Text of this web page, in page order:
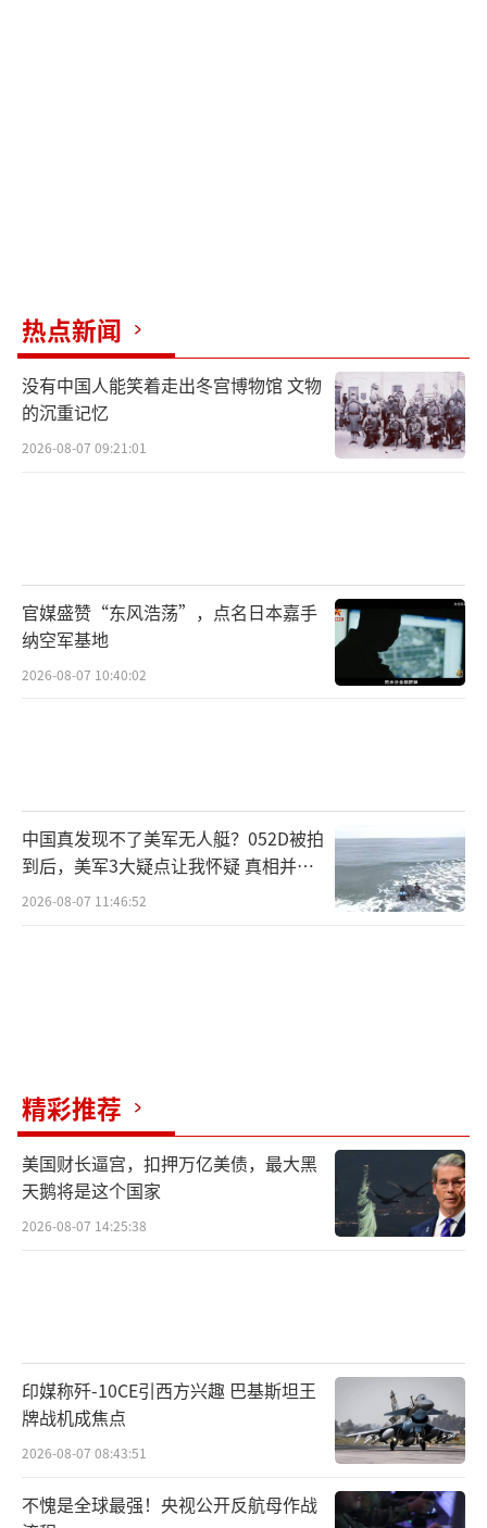
热点新闻
没有中国人能笑着走出冬宫博物馆 文物
的沉重记忆
2026-08-07 09:21:01
官媒盛赞“东风浩荡”，点名日本嘉手
纳空军基地
2026-08-07 10:40:02
中国真发现不了美军无人艇？052D被拍
到后，美军3大疑点让我怀疑 真相并非
如此
2026-08-07 11:46:52
精彩推荐
美国财长逼宫，扣押万亿美债，最大黑
天鹅将是这个国家
2026-08-07 14:25:38
印媒称歼-10CE引西方兴趣 巴基斯坦王
牌战机成焦点
2026-08-07 08:43:51
不愧是全球最强！央视公开反航母作战